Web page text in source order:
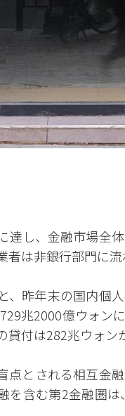
達し、金融市場全
者は非銀行部門に
、昨年末の国内個
兆2000億ウォン
付は282兆ウォン
点とされる相互金
を含む第2金融圏